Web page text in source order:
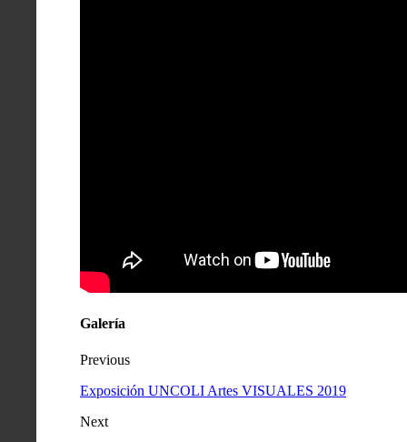
Galería
Previous
Exposición UNCOLI Artes VISUALES 2019
Next